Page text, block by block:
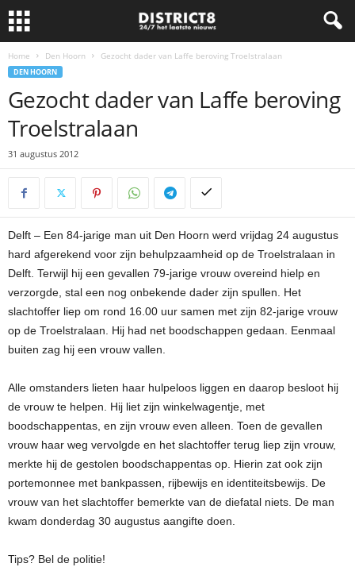
Home Den Hoorn Gezocht dader van Laffe beroving Troelstralaan
DEN HOORN
Gezocht dader van Laffe beroving
Troelstralaan
31 augustus 2012
Delft – Een 84-jarige man uit Den Hoorn werd vrijdag 24 augustus
hard afgerekend voor zijn behulpzaamheid op de Troelstralaan in
Delft. Terwijl hij een gevallen 79-jarige vrouw overeind hielp en
verzorgde, stal een nog onbekende dader zijn spullen. Het
slachtoffer liep om rond 16.00 uur samen met zijn 82-jarige vrouw
op de Troelstralaan. Hij had net boodschappen gedaan. Eenmaal
buiten zag hij een vrouw vallen.
Alle omstanders lieten haar hulpeloos liggen en daarop besloot hij
de vrouw te helpen. Hij liet zijn winkelwagentje, met
boodschappentas, en zijn vrouw even alleen. Toen de gevallen
vrouw haar weg vervolgde en het slachtoffer terug liep zijn vrouw,
merkte hij de gestolen boodschappentas op. Hierin zat ook zijn
portemonnee met bankpassen, rijbewijs en identiteitsbewijs. De
vrouw van het slachtoffer bemerkte van de diefatal niets. De man
kwam donderdag 30 augustus aangifte doen.
Tips? Bel de politie!